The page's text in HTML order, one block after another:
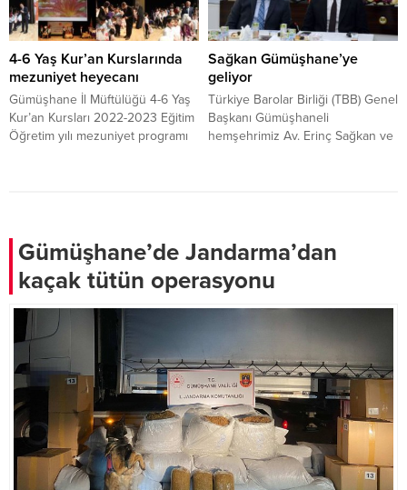
görüntülere sahne oldu.
beyaz gelinliğini koruyor.
Zigana’nın yeşil yamaçlarında boy
gösteren papatyalar, karlı dağların
gölgesinde baharı müjdeliyor.
4-6 Yaş Kur’an Kurslarında
mezuniyet heyecanı
Gümüşhane İl Müftülüğü 4-6 Yaş
Kur’an Kursları 2022-2023 Eğitim
Öğretim yılı mezuniyet programı
Sağkan Gümüşhane’ye
geliyor
Türkiye Barolar Birliği (TBB) Genel
Başkanı Gümüşhaneli
hemşehrimiz Av. Erinç Sağkan ve
Gümüşhane’de Jandarma’dan
kaçak tütün operasyonu